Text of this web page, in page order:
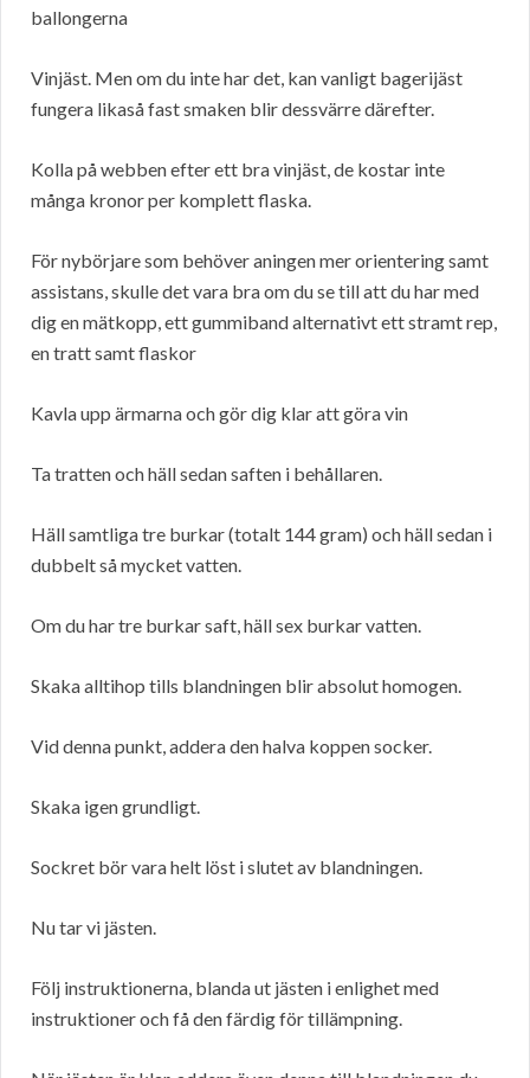
ballongerna
Vinjäst. Men om du inte har det, kan vanligt bagerijäst
fungera likaså fast smaken blir dessvärre därefter.
Kolla på webben efter ett bra vinjäst, de kostar inte
många kronor per komplett flaska.
För nybörjare som behöver aningen mer orientering samt
assistans, skulle det vara bra om du se till att du har med
dig en mätkopp, ett gummiband alternativt ett stramt rep,
en tratt samt flaskor
Kavla upp ärmarna och gör dig klar att göra vin
Ta tratten och häll sedan saften i behållaren.
Häll samtliga tre burkar (totalt 144 gram) och häll sedan i
dubbelt så mycket vatten.
Om du har tre burkar saft, häll sex burkar vatten.
Skaka alltihop tills blandningen blir absolut homogen.
Vid denna punkt, addera den halva koppen socker.
Skaka igen grundligt.
Sockret bör vara helt löst i slutet av blandningen.
Nu tar vi jästen.
Följ instruktionerna, blanda ut jästen i enlighet med
instruktioner och få den färdig för tillämpning.